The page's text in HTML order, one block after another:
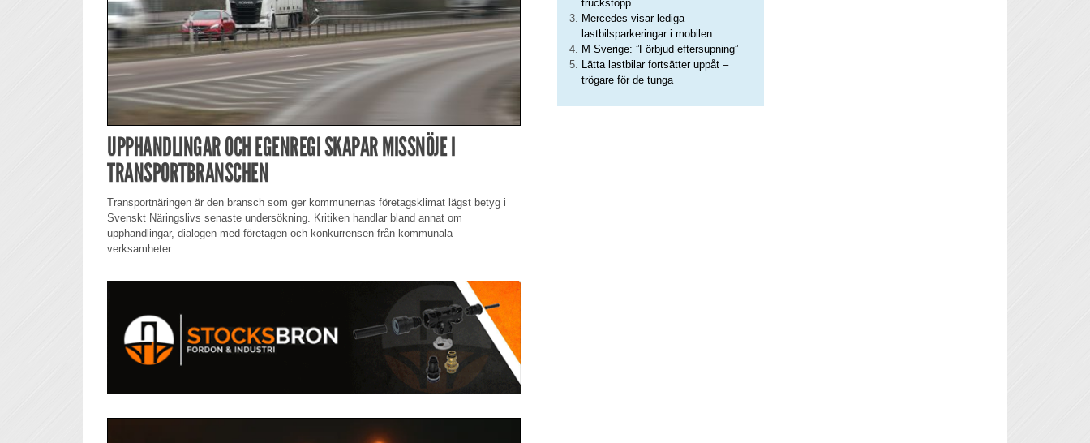
UPPHANDLINGAR OCH EGENREGI SKAPAR MISSNÖJE I
TRANSPORTBRANSCHEN
Transportnäringen är den bransch som ger kommunernas företagsklimat lägst betyg i
Svenskt Näringslivs senaste undersökning. Kritiken handlar bland annat om
upphandlingar, dialogen med företagen och konkurrensen från kommunala
verksamheter.
truckstopp
Mercedes visar lediga
lastbilsparkeringar i mobilen
M Sverige: ”Förbjud eftersupning”
Lätta lastbilar fortsätter uppåt –
trögare för de tunga